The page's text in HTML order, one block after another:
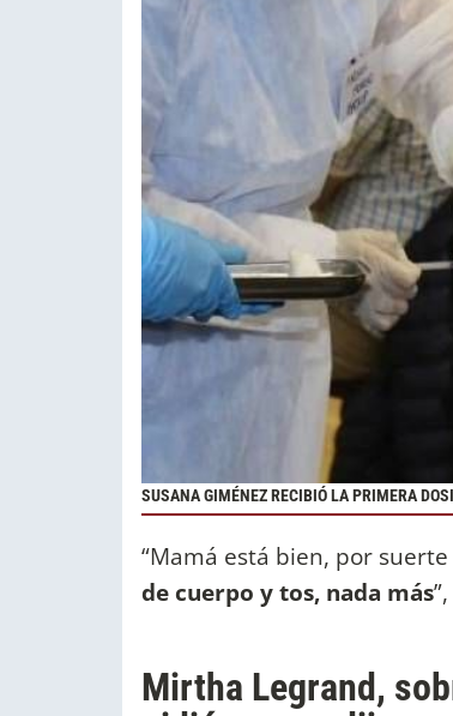
SUSANA GIMÉNEZ RECIBIÓ LA PRIMERA
“Mamá está bien, por
de cuerpo y tos, nada más
Mirtha Legrand,